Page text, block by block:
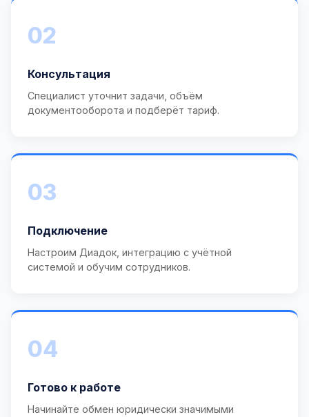
02
Консультация
Специалист уточнит задачи, объём
документооборота и подберёт тариф.
03
Подключение
Настроим Диадок, интеграцию с учётной
системой и обучим сотрудников.
04
Готово к работе
Начинайте обмен юридически значимыми